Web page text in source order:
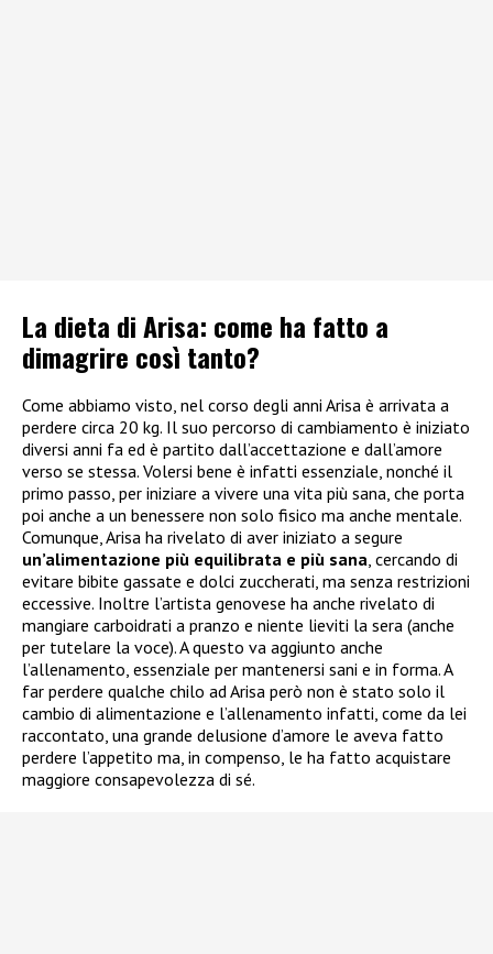
La dieta di Arisa: come ha fatto a
dimagrire così tanto?
Come abbiamo visto, nel corso degli anni Arisa è arrivata a
perdere circa 20 kg. Il suo percorso di cambiamento è iniziato
diversi anni fa ed è partito dall’accettazione e dall’amore
verso se stessa. Volersi bene è infatti essenziale, nonché il
primo passo, per iniziare a vivere una vita più sana, che porta
poi anche a un benessere non solo fisico ma anche mentale.
Comunque, Arisa ha rivelato di aver iniziato a segure
un’alimentazione più equilibrata e più sana , cercando di
evitare bibite gassate e dolci zuccherati, ma senza restrizioni
eccessive. Inoltre l’artista genovese ha anche rivelato di
mangiare carboidrati a pranzo e niente lieviti la sera (anche
per tutelare la voce). A questo va aggiunto anche
l’allenamento, essenziale per mantenersi sani e in forma. A
far perdere qualche chilo ad Arisa però non è stato solo il
cambio di alimentazione e l’allenamento infatti, come da lei
raccontato, una grande delusione d’amore le aveva fatto
perdere l’appetito ma, in compenso, le ha fatto acquistare
maggiore consapevolezza di sé.